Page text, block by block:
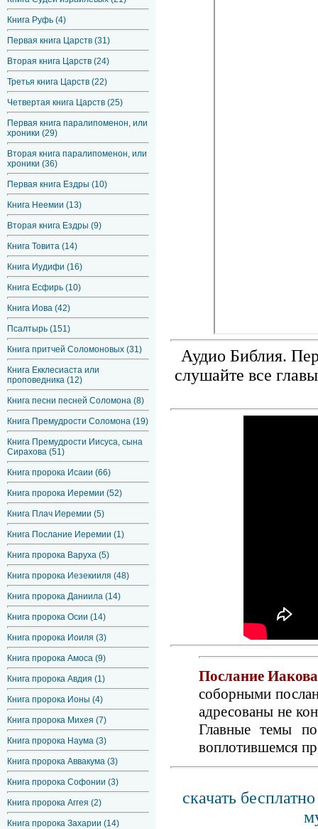
Книга Руфь (4)
Первая книга Царств (31)
Вторая книга Царств (24)
Третья книга Царств (22)
Четвертая книга Царств (25)
Первая книга паралипоменон, или
хроники (29)
Вторая книга паралипоменон, или
хроники (36)
Первая книга Ездры (10)
Книга Неемии (13)
Вторая книга Ездры (9)
Книга Товита (14)
Книга Иудифи (16)
Книга Есфирь (10)
Книга Иова (42)
Псалтырь (151)
Книга притчей Соломоновых (31)
Книга Екклесиаста или
проповедника (12)
Книга песни песней Соломона (8)
Книга Премудрости Соломона (19)
Книга Премудрости Иисуса, сына
Сирахова (51)
Книга пророка Исаии (66)
Книга пророка Иеремии (52)
Книга Плач Иеремии (5)
Книга Послание Иеремии (1)
Книга пророка Варуха (5)
Книга пророка Иезекииля (48)
Книга пророка Даниила (14)
Книга пророка Осии (14)
Книга пророка Иоиля (3)
Книга пророка Амоса (9)
Книга пророка Авдия (1)
Книга пророка Ионы (4)
Книга пророка Михея (7)
Книга пророка Наума (3)
Книга пророка Аввакума (3)
Книга пророка Софонии (3)
Книга пророка Аггея (2)
Книга пророка Захарии (14)
Аудио Библия.
слушайте все
Послание
соборными
адресованы не
Главные темы
воплотившемся
скачать